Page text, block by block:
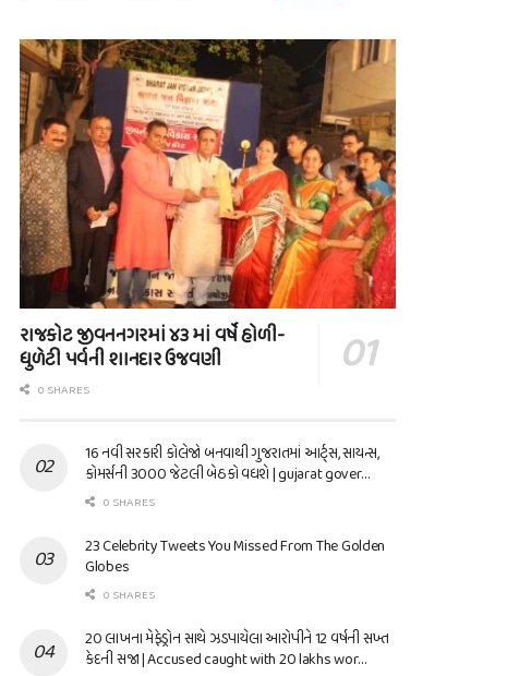
રાજકોટ જીવનનગરમાં ૪૩ માં વર્ષે હોળી-
ધુળેટી પર્વની શાનદાર ઉજવણી
0 SHARES
16 નવી સરકારી કોલેજો બનવાથી ગુજરાતમાં આર્ટ્સ, સાયન્સ,
કોમર્સની 3000 જેટલી બેઠકો વધશે | gujarat gover…
0 SHARES
23 Celebrity Tweets You Missed From The Golden
Globes
0 SHARES
20 લાખના મેફેડ્રોન સાથે ઝડપાયેલા આરોપીને 12 વર્ષની સખ્ત
કેદની સજા | Accused caught with 20 lakhs wor…